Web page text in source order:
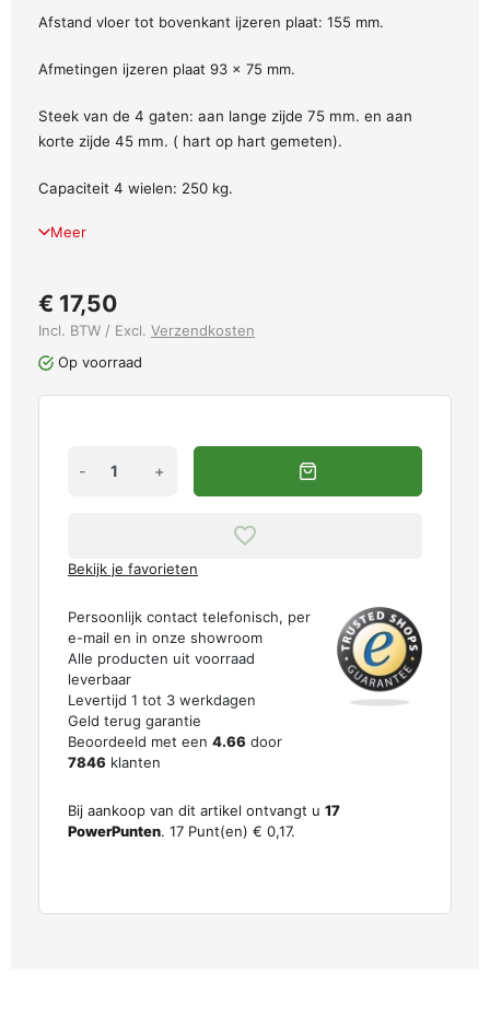
Afstand vloer tot bovenkant ijzeren plaat: 155 mm.
Afmetingen ijzeren plaat 93 x 75 mm.
Steek van de 4 gaten: aan lange zijde 75 mm. en aan
korte zijde 45 mm. ( hart op hart gemeten).
Capaciteit 4 wielen: 250 kg.
Meer
€ 17,50
Incl. BTW / Excl. Verzendkosten
Op voorraad
- +
Bekijk je favorieten
Persoonlijk contact telefonisch, per
e-mail en in onze showroom
Alle producten uit voorraad
leverbaar
Levertijd 1 tot 3 werkdagen
Geld terug garantie
Beoordeeld met een 4.66 door
7846 klanten
Bij aankoop van dit artikel ontvangt u 17
PowerPunten. 17 Punt(en) € 0,17.